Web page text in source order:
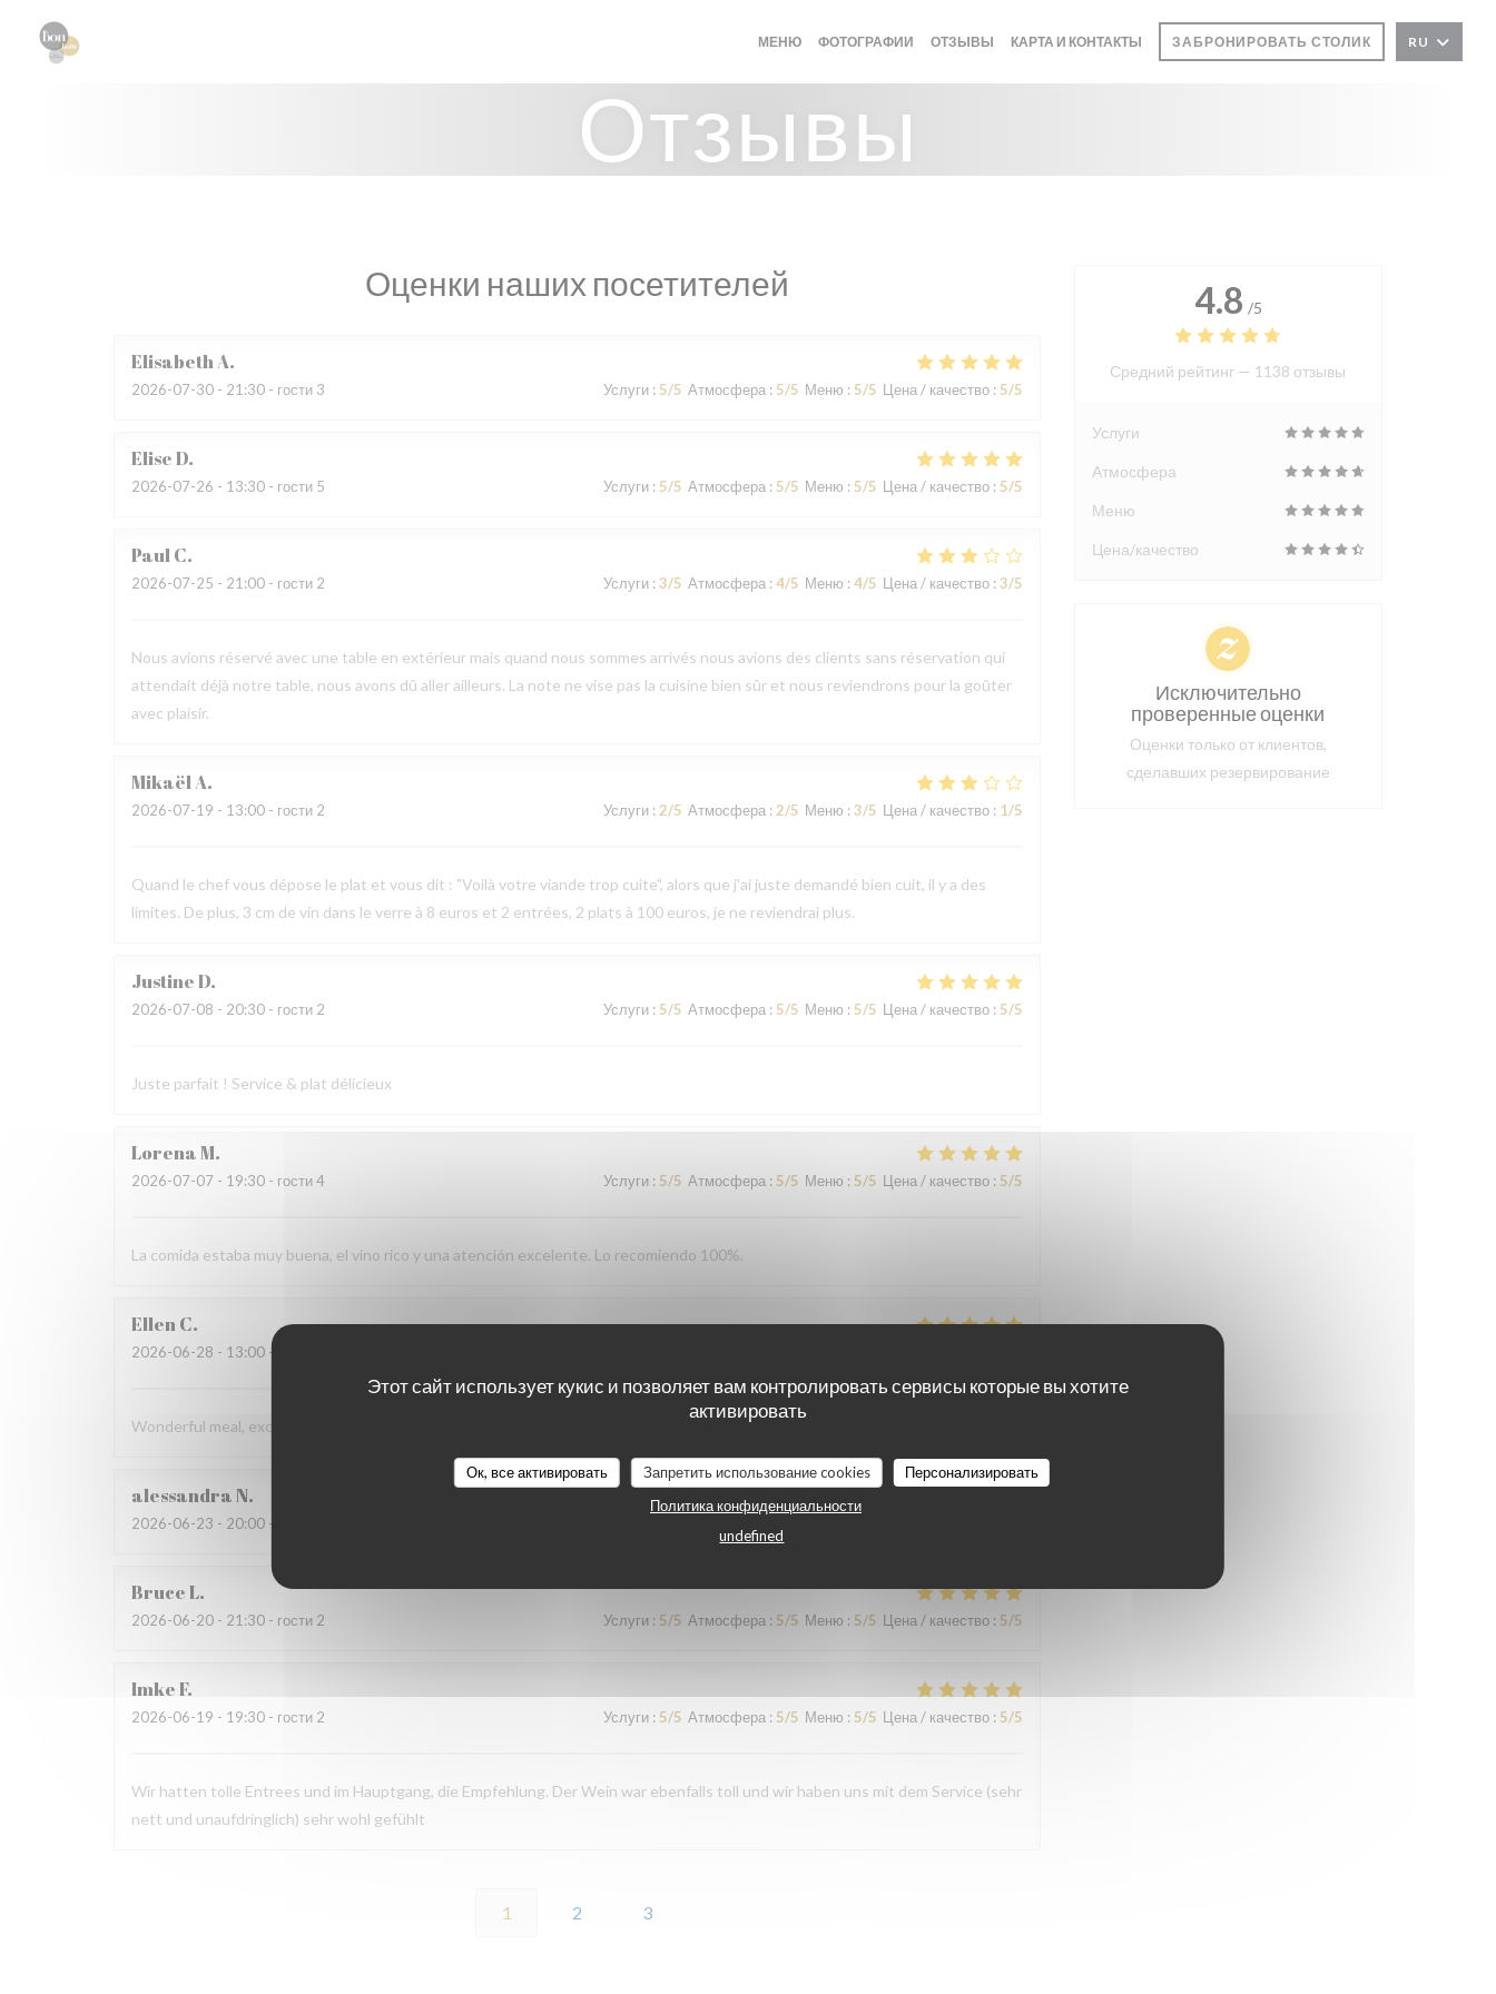
Этот сайт использует кукис и позволяет вам контролировать сервисы которые вы хотите
активировать
Ок, все активировать Запретить использование cookies
Персонализировать
Политика конфиденциальности
undefined
МЕНЮ ФОТОГРАФИИ ОТЗЫВЫ КАРТА И КОНТАКТЫ ЗАБРОНИРОВАТЬ СТОЛИК RU
Отзывы
Оценки наших посетителей
ElisabethA
2026-07-30 - 21:30 - гости 3 Услуги: 5/5 Атмосфера : 5/5 Меню : 5/5 Цена / качество: 5/5
EliseD
2026-07-26 - 13:30 - гости 5 Услуги: 5/5 Атмосфера : 5/5 Меню : 5/5 Цена / качество: 5/5
PaulC
2026-07-25 - 21:00 - гости 2 Услуги: 3/5 Атмосфера : 4/5 Меню : 4/5 Цена / качество: 3/5
Nous avions réservé avec une table en extérieur mais quand nous sommes arrivés nous avions des clients sans réservation qui
attendait déjà notre table, nous avons dû aller ailleurs. La note ne vise pas la cuisine bien sûr et nous reviendrons pour la goûter
avec plaisir.
MikaëlA
2026-07-19 - 13:00 - гости 2 Услуги: 2/5 Атмосфера : 2/5 Меню : 3/5 Цена / качество: 1/5
Quand le chef vous dépose le plat et vous dit : "Voilà votre viande trop cuite", alors que j'ai juste demandé bien cuit, il y a des
limites. De plus, 3 cm de vin dans le verre à 8 euros et 2 entrées, 2 plats à 100 euros, je ne reviendrai plus.
JustineD
2026-07-08 - 20:30 - гости 2 Услуги: 5/5 Атмосфера : 5/5 Меню : 5/5 Цена / качество: 5/5
Juste parfait ! Service & plat délicieux
LorenaM
2026-07-07 - 19:30 - гости 4 Услуги: 5/5 Атмосфера : 5/5 Меню : 5/5 Цена / качество: 5/5
La comida estaba muy buena, el vino rico y una atención excelente. Lo recomiendo 100%.
EllenC
2026-06-28 - 13:00 - гости 4
Wonderful meal, excellent service, and a beautiful environment. We will definitely be back!
alessandra N
2026-06-23 - 20:00 - гости 4
BruceL
2026-06-20 - 21:30 - гости 2 Услуги : 5/5 Атмосфера : 5/5 Меню : 5/5 Цена / качество: 5/5
ImkeF
2026-06-19 - 19:30 - гости 2 Услуги: 5/5 Атмосфера : 5/5 Меню : 5/5 Цена / качество: 5/5
Wir hatten tolle Entrees und im Hauptgang, die Empfehlung. Der Wein war ebenfalls toll und wir haben uns mit dem Service (sehr
nett und unaufdringlich) sehr wohl gefühlt
1 2 3
4.8 /5
Средний рейтинг — 1138 отзывы
Услуги
Атмосфера
Меню
Цена/качество
Исключительно
проверенные оценки
Оценки только от клиентов,
сделавших резервирование